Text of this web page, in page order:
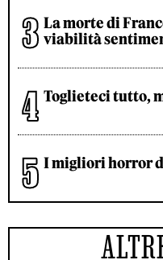
La morte di
viabilità
Toglieteci tutto,
I migliori horror